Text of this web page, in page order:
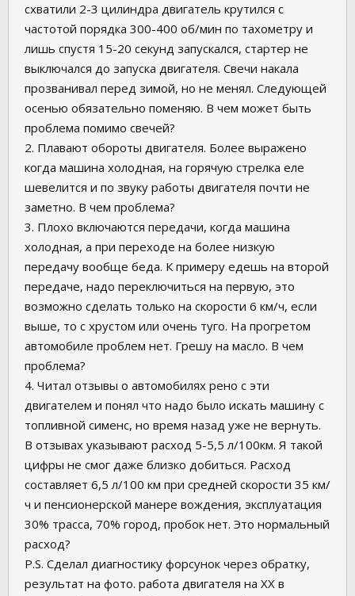
схватили 2-3 цилиндра двигатель крутился с
частотой порядка 300-400 об/мин по тахометру и
лишь спустя 15-20 секунд запускался, стартер не
выключался до запуска двигателя. Свечи накала
прозванивал перед зимой, но не менял. Следующей
осенью обязательно поменяю. В чем может быть
проблема помимо свечей?
2. Плавают обороты двигателя. Более выражено
когда машина холодная, на горячую стрелка еле
шевелится и по звуку работы двигателя почти не
заметно. В чем проблема?
3. Плохо включаются передачи, когда машина
холодная, а при переходе на более низкую
передачу вообще беда. К примеру едешь на второй
передаче, надо переключиться на первую, это
возможно сделать только на скорости 6 км/ч, если
выше, то с хрустом или очень туго. На прогретом
автомобиле проблем нет. Грешу на масло. В чем
проблема?
4. Читал отзывы о автомобилях рено с эти
двигателем и понял что надо было искать машину с
топливной сименс, но время назад уже не вернуть.
В отзывах указывают расход 5-5,5 л/100км. Я такой
цифры не смог даже близко добиться. Расход
составляет 6,5 л/100 км при средней скорости 35 км/
ч и пенсионерской манере вождения, эксплуатация
30% трасса, 70% город, пробок нет. Это нормальный
расход?
P.S. Сделал диагностику форсунок через обратку,
результат на фото. работа двигателя на ХХ в